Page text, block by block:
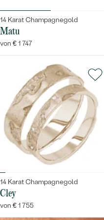
MIT EDELSTEIN
NACH MATERIAL
PLATIN
SILBER
SCHMUCK MIT
PERLENSCHMUCK
NACH STYL
PERSONALISIERT
SYMBOLISCH
MINIMALISTISCH
NACH ANLASS
PREISWERTE
LUXURIÖSE
14 Karat Champagnegold
Matu
von € 1 747
14 Karat Champagnegold
Cley
von € 1 755